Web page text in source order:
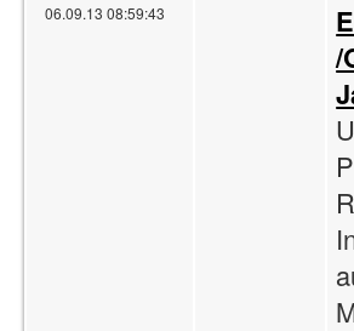
06.09.13 08:59:43
/